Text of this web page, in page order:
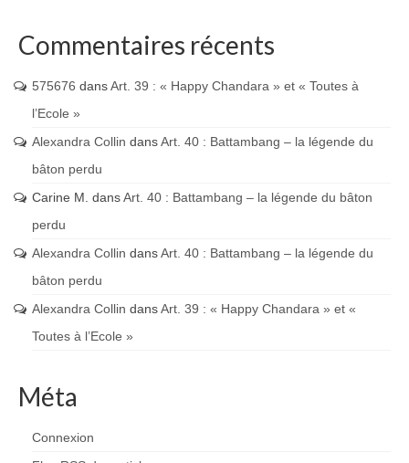
Commentaires récents
575676 dansArt. 39 : « Happy Chandara » et « Toutes à
l’Ecole »
Alexandra Collin dansArt. 40 : Battambang – la légende du
bâton perdu
Carine M. dansArt. 40 : Battambang – la légende du bâton
perdu
Alexandra Collin dansArt. 40 : Battambang – la légende du
bâton perdu
Alexandra Collin dansArt. 39 : « Happy Chandara » et «
Toutes à l’Ecole »
Méta
Connexion